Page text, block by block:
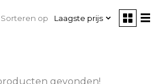
Sorteren op Laagste prijs
gevonden!